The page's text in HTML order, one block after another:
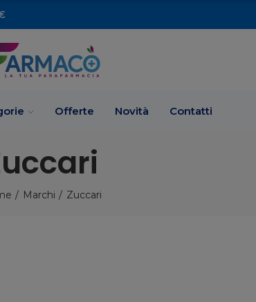
Offerte Novità Contatti
Marchi Zuccari